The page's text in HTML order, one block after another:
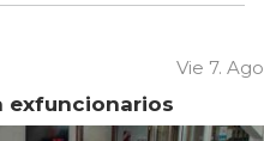
Vie 7. Ago
exfuncionarios